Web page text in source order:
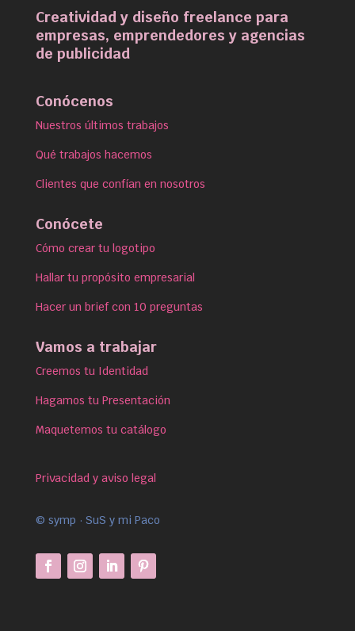
Creatividad y diseño freelance para
empresas, emprendedores y agencias
de publicidad
Conócenos
Nuestros últimos trabajos
Qué trabajos hacemos
Clientes que confían en nosotros
Conócete
Cómo crear tu logotipo
Hallar tu propósito empresarial
Hacer un brief con 10 preguntas
Vamos a trabajar
Creemos tu Identidad
Hagamos tu Presentación
Maquetemos tu catálogo
Privacidad y aviso legal
© symp · SuS y mi Paco